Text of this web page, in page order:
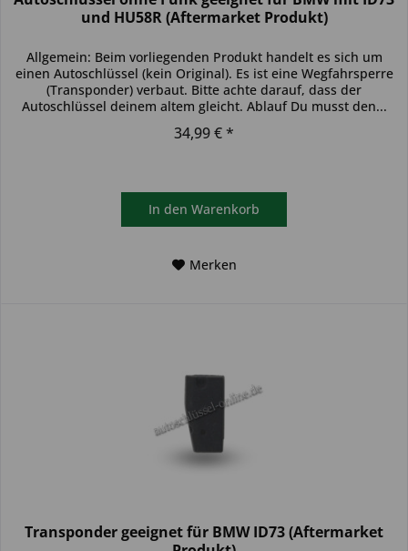
und HU58R (Aftermarket Produkt)
Allgemein: Beim vorliegenden Produkt handelt es sich um
einen Autoschlüssel (kein Original). Es ist eine Wegfahrsperre
(Transponder) verbaut. Bitte achte darauf, dass der
Autoschlüssel deinem altem gleicht. Ablauf Du musst den...
34,99 € *
In den Warenkorb
Merken
Transponder geeignet für BMW ID73 (Aftermarket